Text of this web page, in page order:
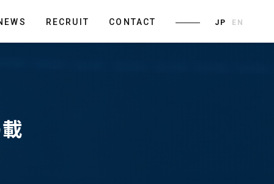
RECRUIT CONTACT JP EN